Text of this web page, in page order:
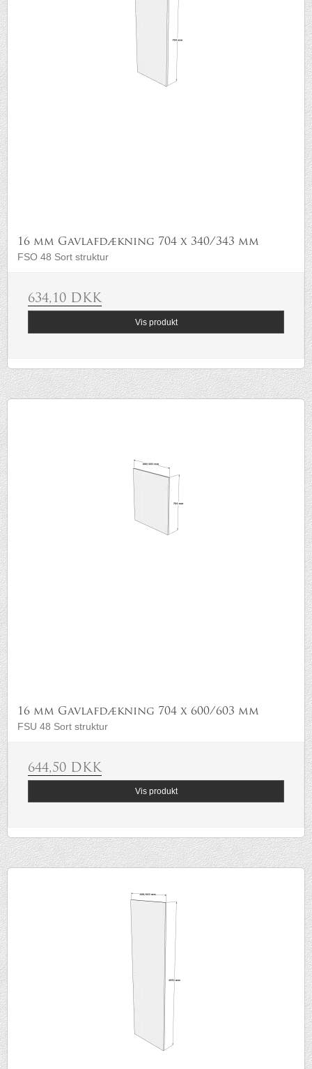
16 mm Gavlafdækning 704 x 340/343 mm
FSO 48 Sort struktur
634,10 DKK
Vis produkt
16 mm Gavlafdækning 704 x 600/603 mm
FSU 48 Sort struktur
644,50 DKK
Vis produkt